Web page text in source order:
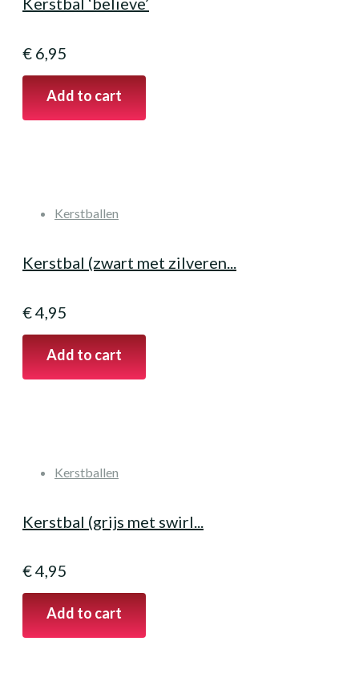
€ 6,95
Add to cart
Kerstballen
Kerstbal (zwart met zilveren...
€4,95
Add to cart
Kerstballen
Kerstbal (grijs met swirl...
€4,95
Add to cart